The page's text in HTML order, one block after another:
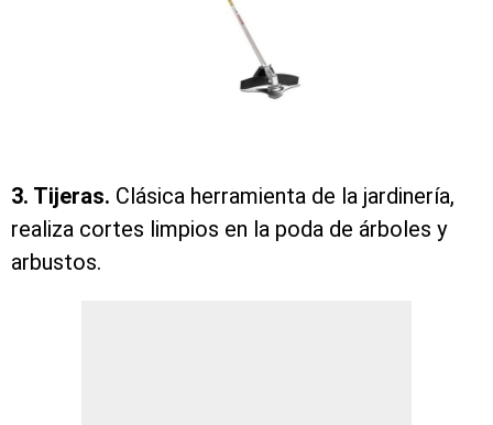
3. Tijeras. Clásica herramienta de la jardinería,
realiza cortes limpios en la poda de árboles y
arbustos.